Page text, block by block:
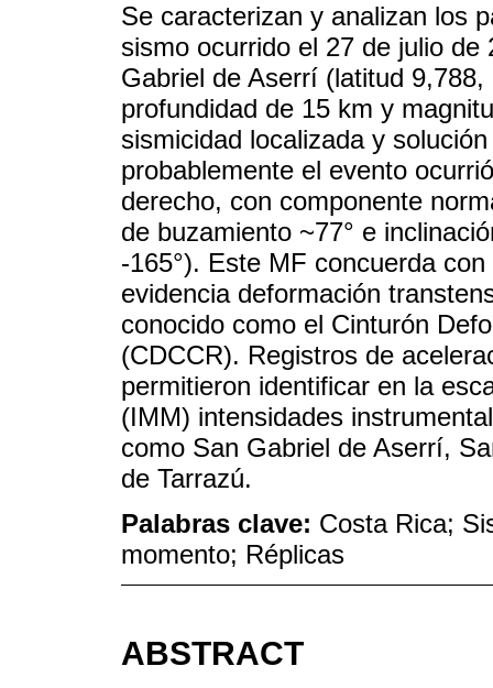
Se caracterizan y analizan los
sismo ocurrido el 27 de julio
Gabriel de Aserrí (latitud
profundidad de 15 km y
sismicidad localizada y
probablemente el evento
derecho, con componente
de buzamiento ~77° e
-165°). Este MF concuerda
evidencia deformación
conocido como el Cinturón
(CDCCR). Registros de
permitieron identificar en la
(IMM) intensidades
como San Gabriel de Aserrí,
de Tarrazú.
Palabras clave: Costa Rica;
momento; Réplicas
ABSTRACT